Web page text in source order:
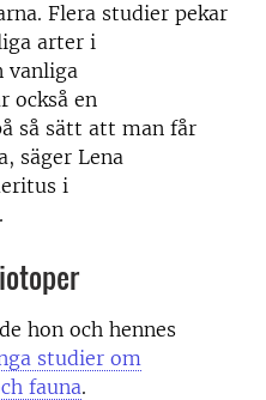
Flera studier pekar
arter i
vanliga
också en
så sätt att man får
säger Lena
i
hon och hennes
studier om
fauna.